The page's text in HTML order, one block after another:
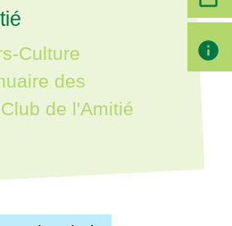
Culture
des
Club de l'Amitié
info